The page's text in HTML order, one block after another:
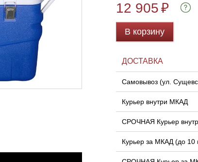
12 905₽
В корзину
ДОСТАВКА
Самовывоз (ул.
Курьер внутри МКАД
СРОЧНАЯ Курьер
Курьер за МКАД (до 10